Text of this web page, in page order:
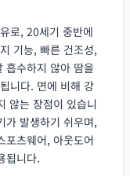
로, 20세기 중반에
기능, 빠른 건조성,
흡수하지 않아 땀을
니다. 면에 비해 강
않는 장점이 있습니
가 발생하기 쉬우며,
포츠웨어, 아웃도어
됩니다.